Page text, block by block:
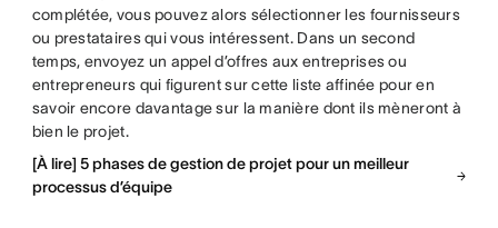
complétée, vous pouvez alors sélectionner les fournisseurs
ou prestataires qui vous intéressent. Dans un second
temps, envoyez un appel d’offres aux entreprises ou
entrepreneurs qui figurent sur cette liste affinée pour en
savoir encore davantage sur la manière dont ils mèneront à
bien le projet.
[À lire] 5 phases de gestion de projet pour un meilleur
processus d’équipe